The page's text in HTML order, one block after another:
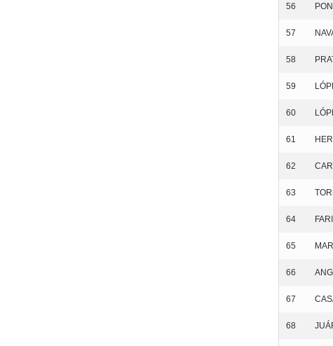
56
57
58
59
60
61
62
63
64
65
66
67
68